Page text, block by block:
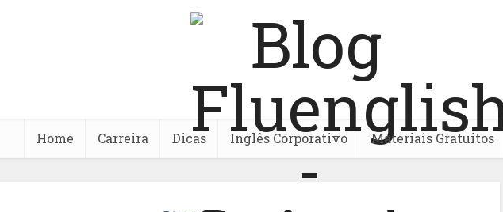
Home Carreira Dicas Inglês Corporativo Materiais Gratuitos